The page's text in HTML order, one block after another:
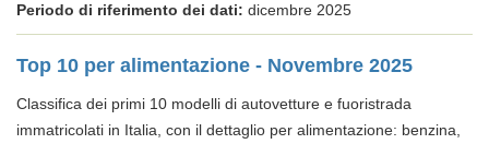
Periodo di riferimento dei dati: dicembre 2025
Top 10 per alimentazione - Novembre 2025
Classifica dei primi 10 modelli di autovetture e fuoristrada
immatricolati in Italia, con il dettaglio per alimentazione: benzina,